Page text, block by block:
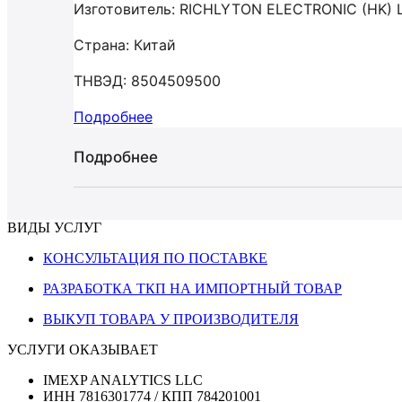
Изготовитель: RICHLYTON ELECTRONIC (HK)
Страна: Китай
ТНВЭД: 8504509500
Подробнее
Подробнее
ВИДЫ УСЛУГ
КОНСУЛЬТАЦИЯ ПО ПОСТАВКЕ
РАЗРАБОТКА ТКП НА ИМПОРТНЫЙ ТОВАР
ВЫКУП ТОВАРА У ПРОИЗВОДИТЕЛЯ
УСЛУГИ ОКАЗЫВАЕТ
IMEXP ANALYTICS LLC
ИНН 7816301774 / КПП 784201001